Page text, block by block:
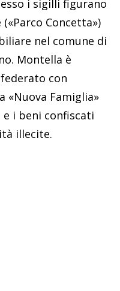
i sigilli figurano
Concetta»)
nel comune di
Montella è
con
«Nuova Famiglia»
e i beni confiscati
illecite.